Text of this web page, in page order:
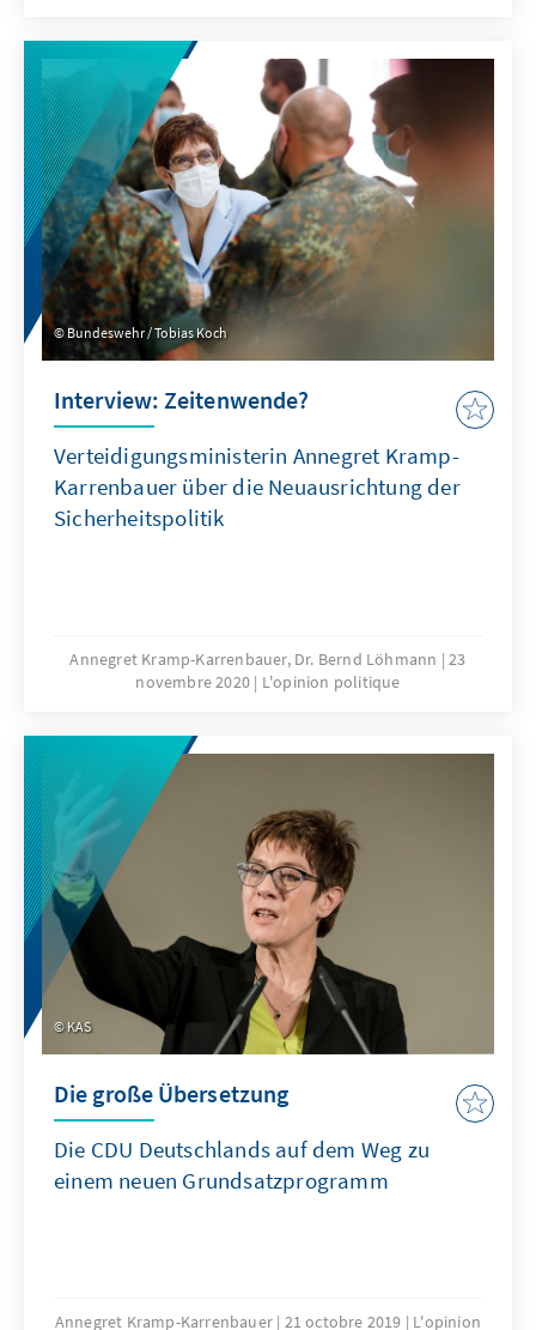
Bundeswehr / Tobias Koch
Interview: Zeitenwende?
Verteidigungsministerin Annegret Kramp-
Karrenbauer über die Neuausrichtung der
Sicherheitspolitik
Annegret Kramp-Karrenbauer, Dr. Bernd Löhmann
23
novembre 2020
L'opinion politique
KAS
Die große Übersetzung
Die CDU Deutschlands auf dem Weg zu
einem neuen Grundsatzprogramm
Annegret Kramp-Karrenbauer 21 octobre 2019 L'opinion